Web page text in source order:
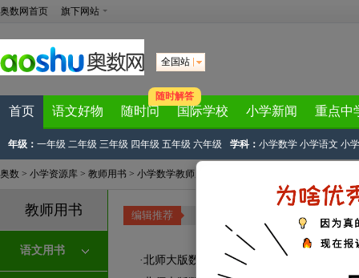
奥数网首页 旗下网站
全国站
首页 语文好物 随时问
随时解答
国际学校 小学新闻 重点中
年级： 一年级 二年级 三年级 四年级 五年级 六年级 学科： 小学数学 小学语文 小
奥数 > 小学资源库 > 教师用书 > 小学数学教师用书
教师用书
语文用书
编辑推荐 小学教案 说课
·北师大版数学教师用书五年级上册：扉页